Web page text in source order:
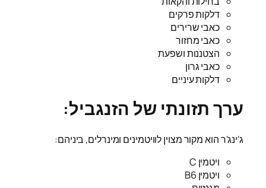
דלקות פרקים
כאבי שרירים
כאבי מחזור
הצטננות ושפעת
כאבי גרון
דלקות עיניים
ערך תזונתי של הזנגביל:
ג'ינג'ר הוא מקור מצוין לוויטמינים ומינרלים, ביניהם:
ויטמין C
ויטמין B6